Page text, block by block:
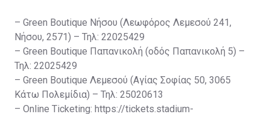
– Green Boutique Νήσου (Λεωφόρος Λεμεσού 241,
Νήσου, 2571) – Τηλ: 22025429
– Green Boutique Παπανικολή (οδός Παπανικολή 5) –
Τηλ: 22025429
– Green Boutique Λεμεσού (Αγίας Σοφίας 50, 3065
Κάτω Πολεμίδια) – Τηλ: 25020613
– Online Ticketing: https://tickets.stadium-